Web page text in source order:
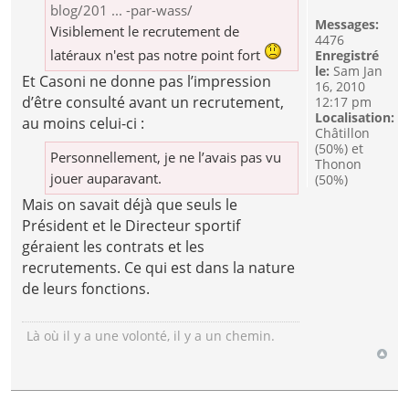
blog/201 ... -par-wass/
Visiblement le recrutement de
latéraux n'est pas notre point fort
Et Casoni ne donne pas l’impression
d’être consulté avant un recrutement,
au moins celui-ci :
Personnellement, je ne l’avais pas vu
jouer auparavant.
Mais on savait déjà que seuls le
Président et le Directeur sportif
géraient les contrats et les
recrutements. Ce qui est dans la nature
de leurs fonctions.
Là où il y a une volonté, il y a un chemin.
Messages:
4476
Enregistré
le: Sam Jan
16, 2010
12:17 pm
Localisation:
Châtillon
(50%) et
Thonon
(50%)